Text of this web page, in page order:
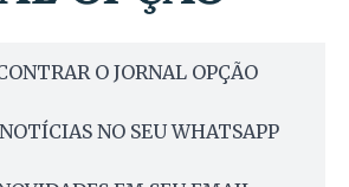
O JORNAL OPÇÃO
NO SEU WHATSAPP